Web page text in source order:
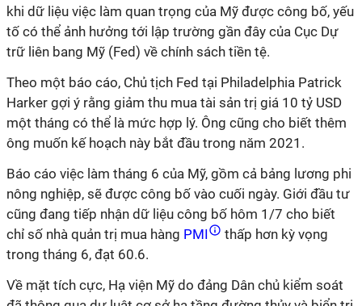
khi dữ liệu việc làm quan trọng của Mỹ được công bố, yếu
tố có thể ảnh hưởng tới lập trường gần đây của Cục Dự
trữ liên bang Mỹ (Fed) về chính sách tiền tệ.
Theo một báo cáo, Chủ tịch Fed tại Philadelphia Patrick
Harker gợi ý rằng giảm thu mua tài sản trị giá 10 tỷ USD
một tháng có thể là mức hợp lý. Ông cũng cho biết thêm
ông muốn kế hoạch này bắt đầu trong năm 2021.
Báo cáo việc làm tháng 6 của Mỹ, gồm cả bảng lương phi
nông nghiệp, sẽ được công bố vào cuối ngày. Giới đầu tư
cũng đang tiếp nhận dữ liệu công bố hôm 1/7 cho biết
chỉ số nhà quản trị mua hàng PMI
thấp hơn kỳ vọng
trong tháng 6, đạt 60.6.
Về mặt tích cực, Hạ viện Mỹ do đảng Dân chủ kiểm soát